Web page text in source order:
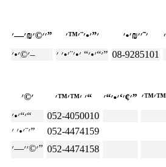
׳׳©׳₪׳—׳”
׳©׳•׳–
׳“׳•׳“ ׳•׳¨׳•׳ ׳” 08-9285101
׳ ׳™׳™׳“
׳¢׳‘׳•׳“׳”
׳“׳•׳“
052-4050010
׳¨׳•׳ ׳”
052-4474159
׳©׳׳—׳” 052-4474158